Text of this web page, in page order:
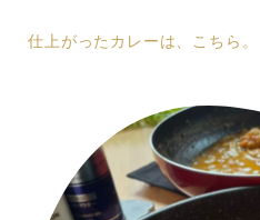
仕上がったカレーは、こちら。